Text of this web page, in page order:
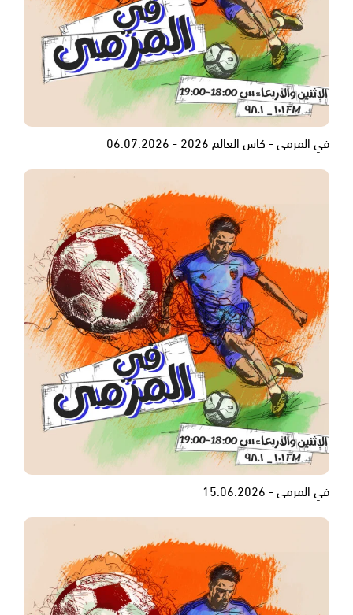
في المرمى - كاس العالم 2026 - 06.07.2026
في المرمى - 15.06.2026